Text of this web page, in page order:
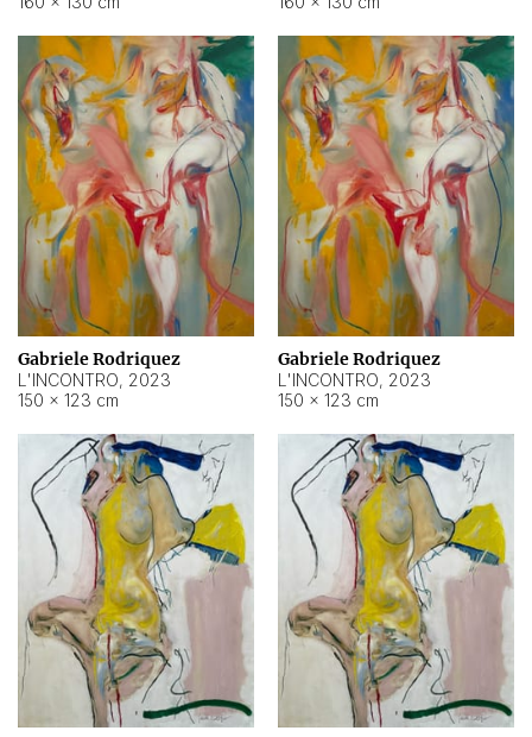
Gabriele Rodriquez
L'INCONTRO, 2023
150 × 123 cm
Gabriele Rodriquez
L'INCONTRO, 2023
150 × 123 cm